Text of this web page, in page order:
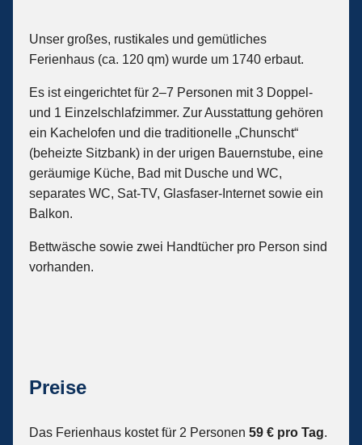
Unser großes, rustikales und gemütliches
Ferienhaus (ca. 120 qm) wurde um 1740 erbaut.
Es ist eingerichtet für 2–7 Personen mit 3 Doppel-
und 1 Einzelschlafzimmer. Zur Ausstattung gehören
ein Kachelofen und die traditionelle „Chunscht“
(beheizte Sitzbank) in der urigen Bauernstube, eine
geräumige Küche, Bad mit Dusche und WC,
separates WC, Sat-TV, Glasfaser-Internet sowie ein
Balkon.
Bettwäsche sowie zwei Handtücher pro Person sind
vorhanden.
Preise
Das Ferienhaus kostet für 2 Personen 59 € pro Tag.